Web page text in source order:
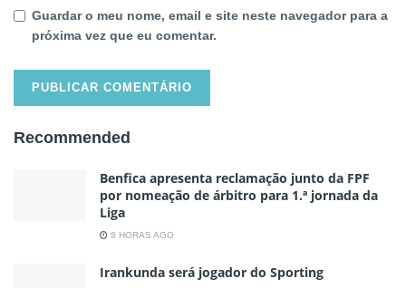
Guardar o meu nome, email e site neste navegador para a
próxima vez que eu comentar.
Recommended
Benfica apresenta reclamação junto da FPF
por nomeação de árbitro para 1.ª jornada da
Liga
8 HORAS AGO
Irankunda será jogador do Sporting